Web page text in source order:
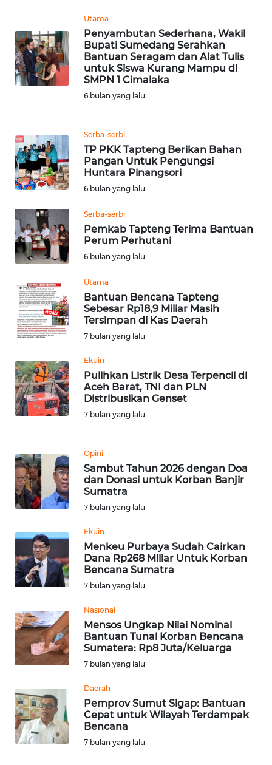
Utama
Penyambutan Sederhana, Wakil
Bupati Sumedang Serahkan
Bantuan Seragam dan Alat Tulis
untuk Siswa Kurang Mampu di
SMPN 1 Cimalaka
6 bulan yang lalu
Serba-serbi
TP PKK Tapteng Berikan Bahan
Pangan Untuk Pengungsi
Huntara Pinangsori
6 bulan yang lalu
Serba-serbi
Pemkab Tapteng Terima Bantuan
Perum Perhutani
6 bulan yang lalu
Utama
Bantuan Bencana Tapteng
Sebesar Rp18,9 Miliar Masih
Tersimpan di Kas Daerah
7 bulan yang lalu
Ekuin
Pulihkan Listrik Desa Terpencil di
Aceh Barat, TNI dan PLN
Distribusikan Genset
7 bulan yang lalu
Opini
Sambut Tahun 2026 dengan Doa
dan Donasi untuk Korban Banjir
Sumatra
7 bulan yang lalu
Ekuin
Menkeu Purbaya Sudah Cairkan
Dana Rp268 Miliar Untuk Korban
Bencana Sumatra
7 bulan yang lalu
Nasional
Mensos Ungkap Nilai Nominal
Bantuan Tunai Korban Bencana
Sumatera: Rp8 Juta/Keluarga
7 bulan yang lalu
Daerah
Pemprov Sumut Sigap: Bantuan
Cepat untuk Wilayah Terdampak
Bencana
7 bulan yang lalu
WN
JAMBI
WN
SULTRA
WN
SULTENG
WN
SULBAR
WN
BABEL
WN
SUMBAR
WN
BENGKULU
WN
JATENG
NUSANTARA
WN
JOGJA
WN
JATIM
WN
WN
KALBAR